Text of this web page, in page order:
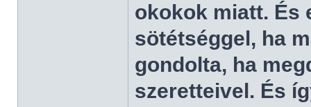
okokok miatt. És
sötétséggel, ha
gondolta, ha
szeretteivel. És